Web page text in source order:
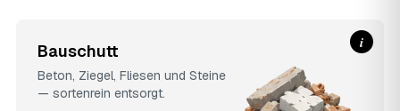
Bauschutt
Beton, Ziegel, Fliesen und Steine
— sortenrein entsorgt.
i